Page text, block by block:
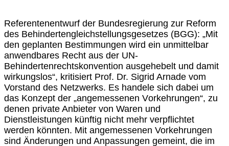
Referentenentwurf der Bundesregierung zur Reform
des Behindertengleichstellungsgesetzes (BGG): „Mit
den geplanten Bestimmungen wird ein unmittelbar
anwendbares Recht aus der UN-
Behindertenrechtskonvention ausgehebelt und damit
wirkungslos“, kritisiert Prof. Dr. Sigrid Arnade vom
Vorstand des Netzwerks. Es handele sich dabei um
das Konzept der „angemessenen Vorkehrungen“, zu
denen private Anbieter von Waren und
Dienstleistungen künftig nicht mehr verpflichtet
werden könnten. Mit angemessenen Vorkehrungen
sind Änderungen und Anpassungen gemeint, die im